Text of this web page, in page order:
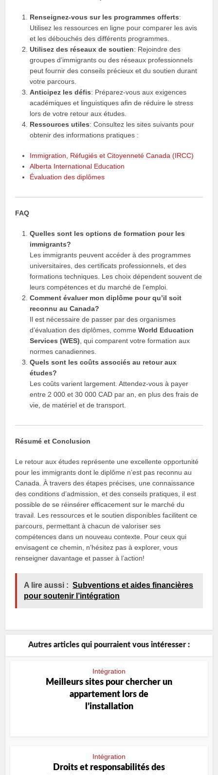
Renseignez-vous sur les programmes offerts:
Utilisez les ressources en ligne pour comparer les avis
et les débouchés des différents programmes.
Utilisez des réseaux de soutien: Rejoindre des
groupes d’immigrants ou des réseaux professionnels
peut fournir des conseils précieux et du soutien durant
votre parcours.
Anticipez les défis: Préparez-vous aux exigences
académiques et linguistiques afin de réduire le stress
lors de votre retour aux études.
Ressources utiles: Consultez les sites suivants pour
obtenir des informations pratiques :
Immigration, Réfugiés et Citoyenneté Canada (IRCC)
Alberta International Education
Évaluation des diplômes
FAQ
Quelles sont les options de formation pour les
immigrants?
Les immigrants peuvent accéder à des programmes
universitaires, des certificats professionnels, et des
formations techniques. Les choix dépendent souvent de
leurs compétences et du marché de l’emploi.
Comment évaluer mon diplôme pour qu’il soit
reconnu au Canada?
Il est nécessaire de passer par des organismes
d’évaluation des diplômes, commeWorld Education
Services (WES) , qui comparent votre formation aux
normes canadiennes.
Quels sont les coûts associés au retour aux
études?
Les coûts varient largement. Attendez-vous à payer
entre 2 000 et 30 000 CAD par an, en plus des frais de
vie, de matériel et de transport.
Résumé et Conclusion
Le retour aux études représente une excellente opportunité
pour les immigrants dont le diplôme n’est pas reconnu au
Canada. À travers des étapes précises, une connaissance
des conditions d’admission, et des conseils pratiques, il est
possible de se réinsérer efficacement sur le marché du
travail. Les ressources et le soutien disponibles facilitent ce
parcours, permettant à chacun de valoriser ses
compétences dans un nouveau contexte. Pour ceux qui
envisagent ce chemin, n’hésitez pas à explorer, vous
renseigner davantage et passer à l’action!
A lire aussi : Subventions et aides financières
pour soutenir l’intégration
Autres articles qui pourraient vous intéresser :
Intégration
Meilleurs sites pour chercher un
appartement lors de
l’installation
Intégration
Droits et responsabilités des